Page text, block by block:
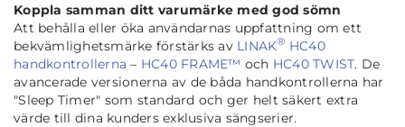
Koppla samman ditt varumärke med god sömn
Att behålla eller öka användarnas uppfattning om ett
bekvämlighetsmärke förstärks av LINAK® HC40
handkontrollerna – HC40 FRAME™ och HC40 TWIST. De
avancerade versionerna av de båda handkontrollerna har
"Sleep Timer" som standard och ger helt säkert extra
värde till dina kunders exklusiva sängserier.